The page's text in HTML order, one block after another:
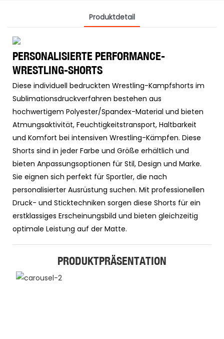
Produktdetail
PERSONALISIERTE PERFORMANCE-
WRESTLING-SHORTS
Diese individuell bedruckten Wrestling-Kampfshorts im
Sublimationsdruckverfahren bestehen aus
hochwertigem Polyester/Spandex-Material und bieten
Atmungsaktivität, Feuchtigkeitstransport, Haltbarkeit
und Komfort bei intensiven Wrestling-Kämpfen. Diese
Shorts sind in jeder Farbe und Größe erhältlich und
bieten Anpassungsoptionen für Stil, Design und Marke.
Sie eignen sich perfekt für Sportler, die nach
personalisierter Ausrüstung suchen. Mit professionellen
Druck- und Sticktechniken sorgen diese Shorts für ein
erstklassiges Erscheinungsbild und bieten gleichzeitig
optimale Leistung auf der Matte.
PRODUKTPRÄSENTATION